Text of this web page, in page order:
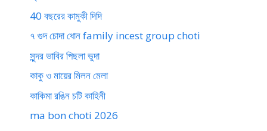
40 বছরের কামুকী দিদি
৭ গুদ চোদা ধোন family incest group choti
সুন্দর ভাবির পিছলা ভুদা
কাকু ও মায়ের মিলন মেলা
কাকিমা রঙিন চটি কাহিনী
ma bon choti 2026